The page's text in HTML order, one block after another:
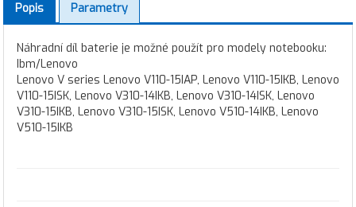
Popis Parametry
Náhradní díl baterie je možné použít pro modely notebooku:
Ibm/Lenovo
Lenovo V series Lenovo V110-15IAP, Lenovo V110-15IKB, Lenovo
V110-15ISK, Lenovo V310-14IKB, Lenovo V310-14ISK, Lenovo
V310-15IKB, Lenovo V310-15ISK, Lenovo V510-14IKB, Lenovo
V510-15IKB